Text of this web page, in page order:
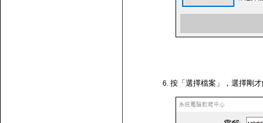
按「選擇檔案」，選擇剛